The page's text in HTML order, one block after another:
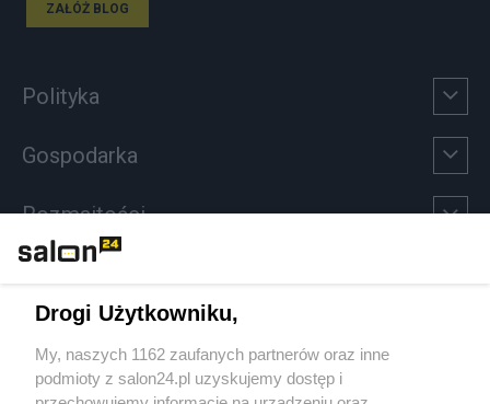
ZAŁÓŻ BLOG
Polityka
Gospodarka
Rozmaitości
Sport
Społeczeństwo
Drogi Użytkowniku,
My, naszych 1162 zaufanych partnerów oraz inne
podmioty z salon24.pl uzyskujemy dostęp i